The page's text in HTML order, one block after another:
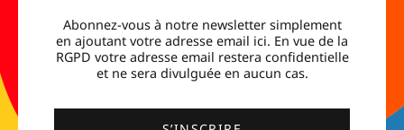
Abonnez-vous à notre newsletter simplement
en ajoutant votre adresse email ici. En vue de la
RGPD votre adresse email restera confidentielle
et ne sera divulguée en aucun cas.